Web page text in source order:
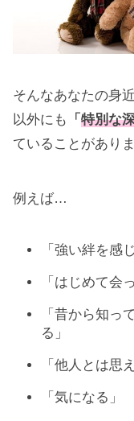
そんなあなたの身
以外にも
「 特別な
ていることがありま
例えば…
「強い絆を感
「はじめて会
「昔から知っ
る」
「他人とは思
「気になる」